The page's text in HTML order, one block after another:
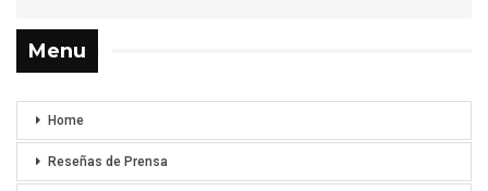
Menu
Home
Reseñas de Prensa